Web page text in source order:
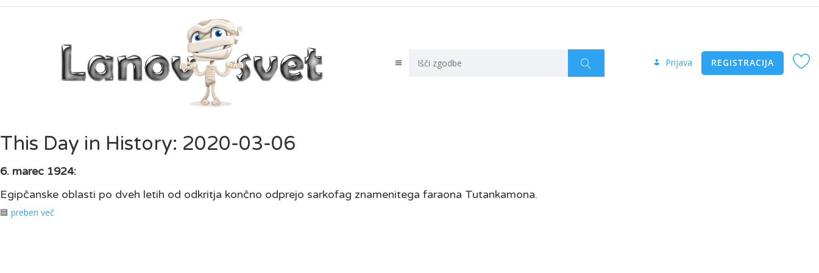
Prijava REGISTRACIJA
This Day in History: 2020-03-06
6. marec 1924:
Egipčanske oblasti po dveh letih od odkritja končno odprejo sarkofag znamenitega faraona Tutankamona.
🟦 preberi več